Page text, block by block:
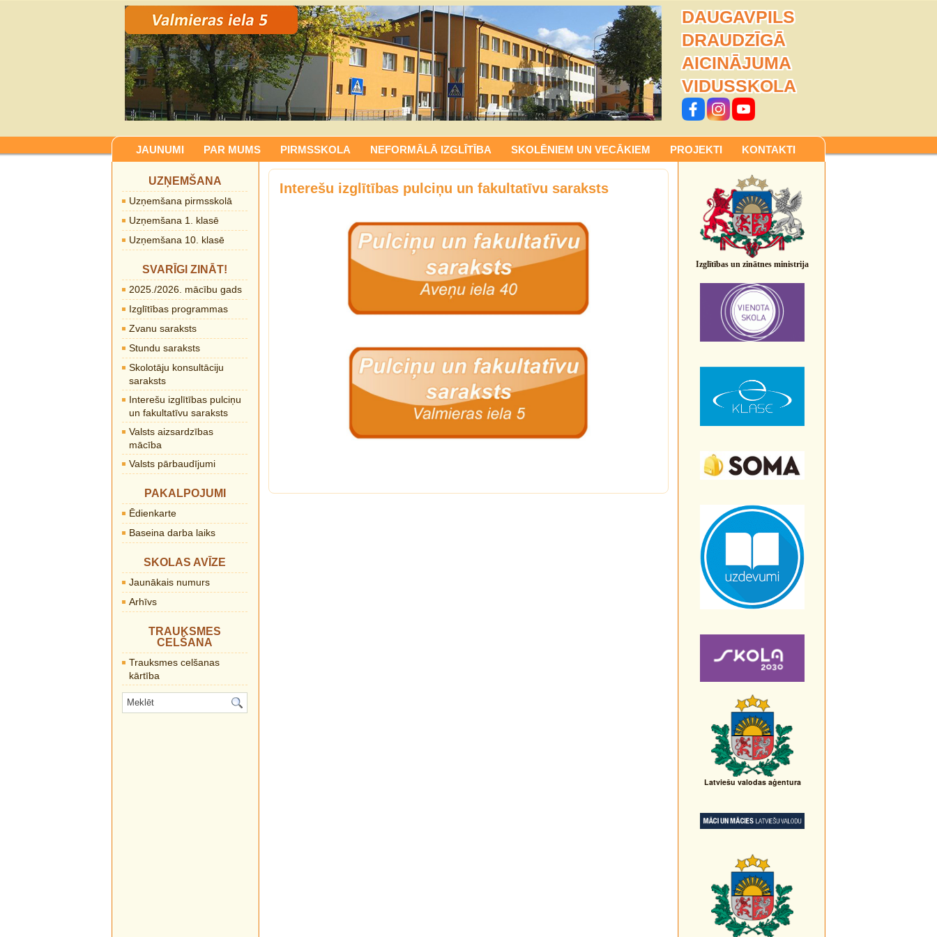
DAUGAVPILS
DRAUDZĪGĀ
AICINĀJUMA
VIDUSSKOLA
JAUNUMI PAR MUMS PIRMSSKOLA NEFORMĀLĀ IZGLĪTĪBA SKOLĒNIEM UN VECĀKIEM PROJEKTI KONTAKTI
UZŅEMŠANA
Uzņemšana pirmsskolā
Uzņemšana 1. klasē
Uzņemšana 10. klasē
SVARĪGI ZINĀT!
2025./2026. mācību gads
Izglītības programmas
Zvanu saraksts
Stundu saraksts
Skolotāju konsultāciju
saraksts
Interešu izglītības pulciņu
un fakultatīvu saraksts
Valsts aizsardzības
mācība
Valsts pārbaudījumi
PAKALPOJUMI
Ēdienkarte
Baseina darba laiks
SKOLAS AVĪZE
Jaunākais numurs
Arhīvs
TRAUKSMES
CELŠANA
Trauksmes celšanas
kārtība
Interešu izglītības pulciņu un fakultatīvu saraksts
Izglītības un zinātnes ministrija
Latviešu valodas aģentura